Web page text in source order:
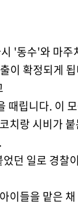
'동수'와 마
이 확정되게
때립니다. 이
치랑 시비가
던 일로 경찰
이들을 맡은